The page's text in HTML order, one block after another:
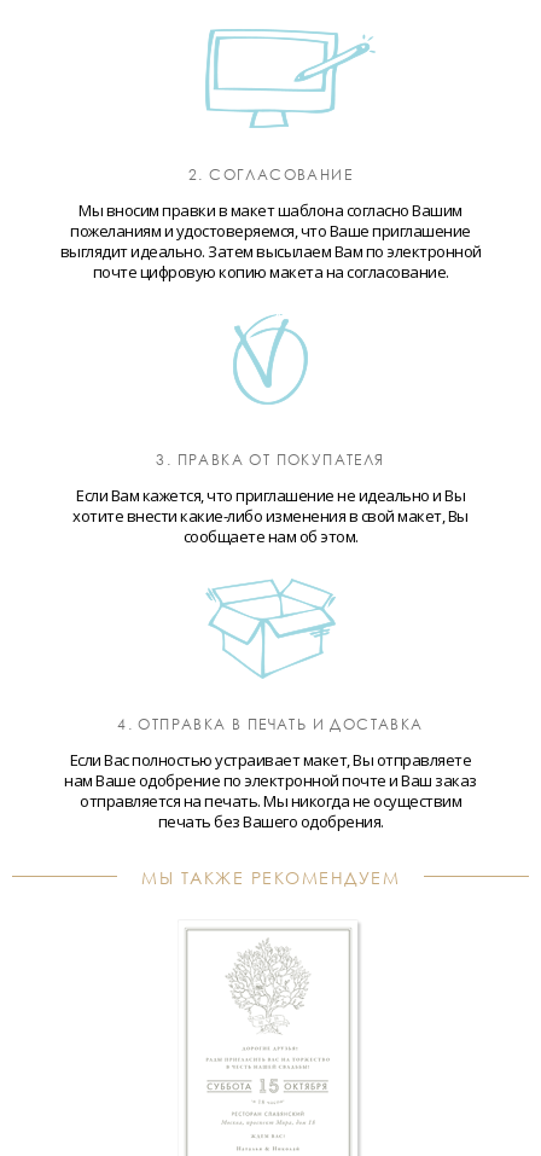
2. СОГЛАСОВАНИЕ
Мы вносим правки в макет шаблона согласно Вашим
пожеланиям и удостоверяемся, что Ваше приглашение
выглядит идеально. Затем высылаем Вам по электронной
почте цифровую копию макета на согласование.
3. ПРАВКА ОТ ПОКУПАТЕЛЯ
Если Вам кажется, что приглашение не идеально и Вы
хотите внести какие-либо изменения в свой макет, Вы
сообщаете нам об этом.
4. ОТПРАВКА В ПЕЧАТЬ И ДОСТАВКА
Если Вас полностью устраивает макет, Вы отправляете
нам Ваше одобрение по электронной почте и Ваш заказ
отправляется на печать. Мы никогда не осуществим
печать без Вашего одобрения.
МЫ ТАКЖЕ РЕКОМЕНДУЕМ